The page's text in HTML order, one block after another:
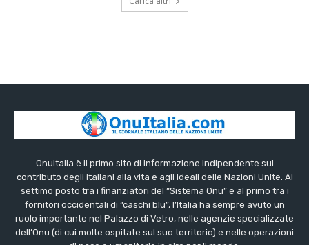
OnuItalia è il primo sito di informazione indipendente sul
contributo degli italiani alla vita e agli ideali delle Nazioni Unite. Al
settimo posto tra i finanziatori del “Sistema Onu” e al primo tra i
fornitori occidentali di “caschi blu”, l’Italia ha sempre avuto un
ruolo importante nel Palazzo di Vetro, nelle agenzie specializzate
dell’Onu (di cui molte ospitate sul suo territorio) e nelle operazioni